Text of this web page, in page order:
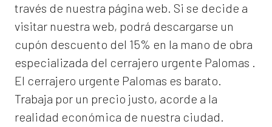
través de nuestra página web. Si se decide a
visitar nuestra web, podrá descargarse un
cupón descuento del 15% en la mano de obra
especializada del cerrajero urgente Palomas .
El cerrajero urgente Palomas es barato.
Trabaja por un precio justo, acorde a la
realidad económica de nuestra ciudad.